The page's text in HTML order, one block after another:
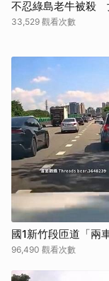
不忍綠島老牛被殺
33,529 觀看次數
國1新竹段匝道「
96,490 觀看次數